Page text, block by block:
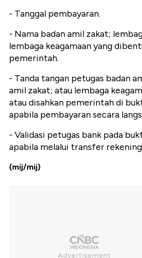
- Tanggal pembayaran.
- Nama badan amil zakat;
lembaga keagamaan yang
pemerintah.
- Tanda tangan petugas badan
amil zakat; atau lembaga
atau disahkan pemerintah di
apabila pembayaran secara
- Validasi petugas bank pada
apabila melalui transfer
(mij/mij)